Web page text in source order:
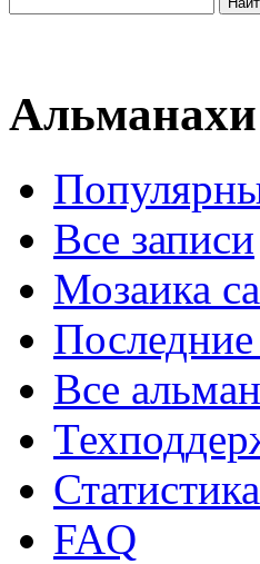
Альманахи
Все записи
Мозаика
Все
FAQ